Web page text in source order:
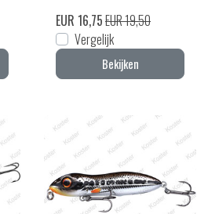
EUR 16,75EUR 19,50
Vergelijk
Bekijken